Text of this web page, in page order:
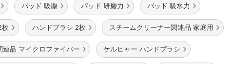
パッド 吸塵 パッド 研磨力 パッド 吸水力
枚 ハンドブラシ 2枚 スチームクリーナー関連品 家庭用
連品 マイクロファイバー ケルヒャー ハンドブラシ